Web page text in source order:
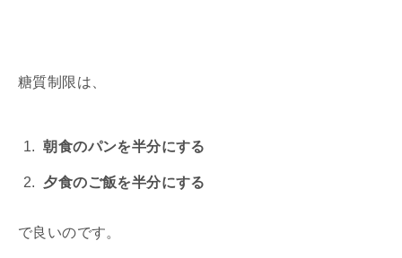
糖質制限は、
朝食のパンを半分にする
夕食のご飯を半分にする
で良いのです。